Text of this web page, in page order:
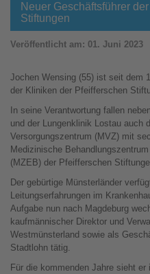
Neuer Geschäftsführer
Stiftungen
Veröffentlicht am: 01. Juni 2023
Jochen Wensing (55) ist seit dem
der Kliniken der Pfeifferschen
In seine Verantwortung fallen
und der Lungenklinik Lostau auch
Versorgungszentrum (MVZ) mit
Medizinische
(MZEB) der Pfeifferschen
Der gebürtige Münsterländer
Leitungserfahrungen im
Aufgabe nun nach Magdeburg
kaufmännischer Direktor und
Westmünsterland sowie als
Stadtlohn tätig.
Für die kommenden Jahre sieht